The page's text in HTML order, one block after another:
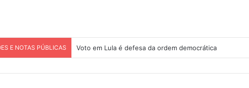
E NOTAS PÚBLICAS Nota de solidariedade ao povo venezuelano